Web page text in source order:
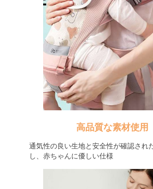
高品質な素材使用
通気性の良い生地と安全性が確認され
し、赤ちゃんに優しい仕様